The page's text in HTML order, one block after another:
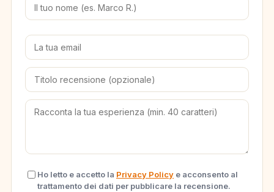
Ho letto e accetto la Privacy Policy e acconsento al
trattamento dei dati per pubblicare la recensione.